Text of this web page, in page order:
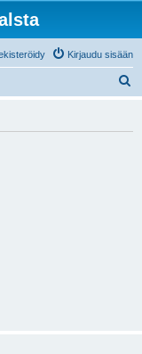
Kirjaudu sisään